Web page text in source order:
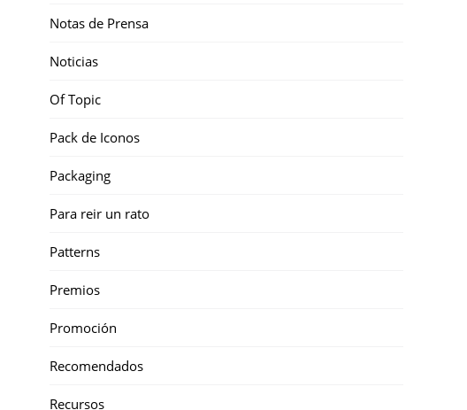
Notas de Prensa
Noticias
Of Topic
Pack de Iconos
Packaging
Para reir un rato
Patterns
Premios
Promoción
Recomendados
Recursos